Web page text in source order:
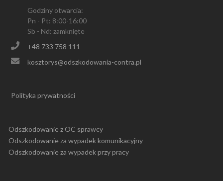
Godziny otwarcia:
Pn - Pt: 8:00-16:00
Sb - Nd: zamknięte
+48 733 758 111
kosztorys@odszkodowania-contra.pl
Polityka prywatności
Odszkodowanie z OC sprawcy
Odszkodowanie za wypadek komunikacyjny
Odszkodowanie za wypadek przy pracy